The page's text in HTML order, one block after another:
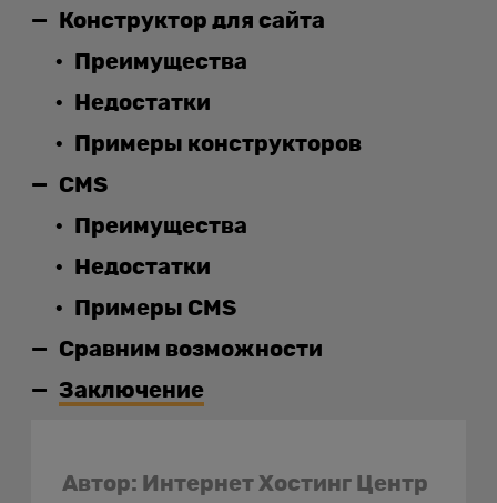
Автор: Интернет Хостинг Центр
Конструктор для сайта
Преимущества
Недостатки
Примеры конструкторов
CMS
Преимущества
Недостатки
Примеры CMS
Сравним возможности
Заключение